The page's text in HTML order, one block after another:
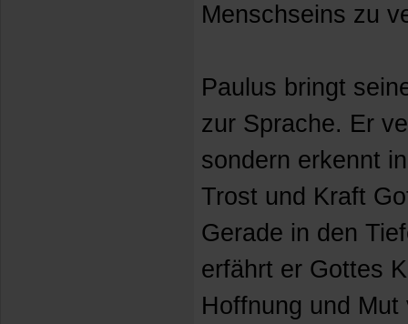
Menschseins zu
Paulus bringt
zur Sprache. Er
sondern erkennt
Trost und Kraft
Gerade in den
erfährt er Gottes
Hoffnung und Mut